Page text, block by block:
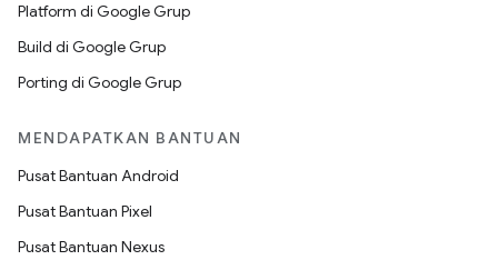
Platform di Google Grup
Build di Google Grup
Porting di Google Grup
MENDAPATKAN BANTUAN
Pusat Bantuan Android
Pusat Bantuan Pixel
Pusat Bantuan Nexus